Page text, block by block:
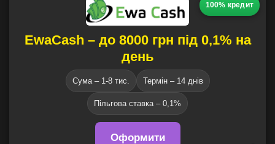
100% кредит
EwaCash – до 8000 грн під 0,1% на
день
Сума – 1-8 тис. Термін – 14 днів
Пільгова ставка – 0,1%
Оформити